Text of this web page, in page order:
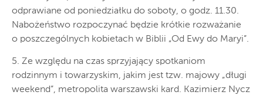
odprawiane od poniedziałku do soboty, o godz. 11.30.
Nabożeństwo rozpoczynać będzie krótkie rozważanie
o poszczególnych kobietach w Biblii „Od Ewy do Maryi”.
5. Ze względu na czas sprzyjający spotkaniom
rodzinnym i towarzyskim, jakim jest tzw. majowy „długi
weekend”, metropolita warszawski kard. Kazimierz Nycz